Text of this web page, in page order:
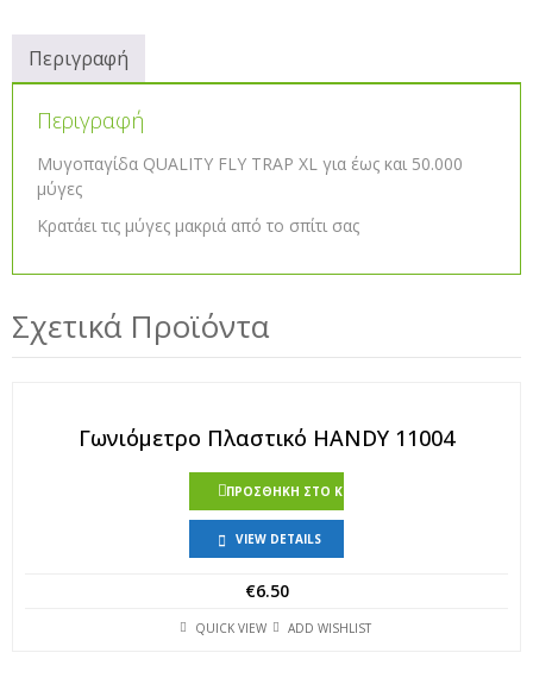
Περιγραφή
Περιγραφή
Μυγοπαγίδα QUALITY FLY TRAP XL για έως και 50.000
μύγες
Κρατάει τις μύγες μακριά από το σπίτι σας
Σχετικά Προϊόντα
Γωνιόμετρο Πλαστικό HANDY 11004
ΠΡΟΣΘΉΚΗ ΣΤΟ ΚΑΛΆΘΙ
VIEW DETAILS
€6.50
QUICK VIEW ADD WISHLIST